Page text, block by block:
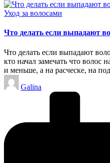
Опубликовано
Уход за волосами
Что делать если выпадают
Что делать если выпадают
кто начал замечать что волос
и меньше, а на расческе, на
Запись
от
Galina